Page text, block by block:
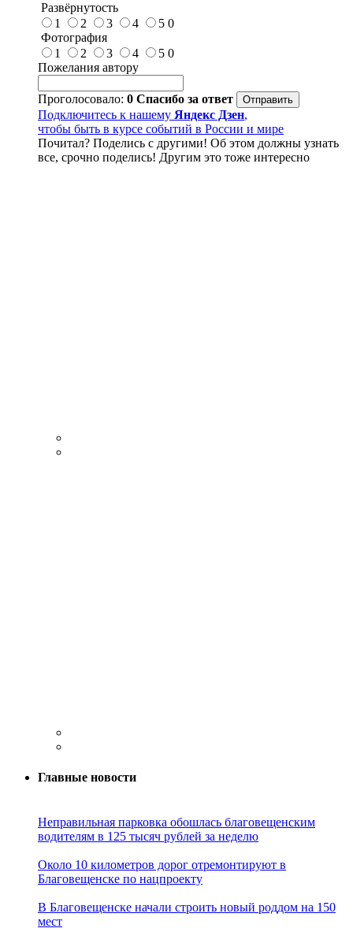
Развёрнутость
1
2 3 4 5 0
Фотография
1
2 3 4 5 0
Пожелания автору
Проголосовало: 0 Спасибо за ответ
Подключитесь к нашему Яндекс Дзен,
чтобы быть в курсе событий в России и мире
Почитал? Поделись с другими! Об этом должны узнать
все, срочно поделись! Другим это тоже интересно
Главные новости
Неправильная парковка обошлась благовещенским
водителям в 125 тысяч рублей за неделю
Около 10 километров дорог отремонтируют в
Благовещенске по нацпроекту
В Благовещенске начали строить новый роддом на 150
мест